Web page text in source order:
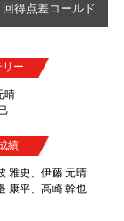
得点差コールド
ー
晴
績
雅史、伊藤 元晴
康平、高崎 幹也